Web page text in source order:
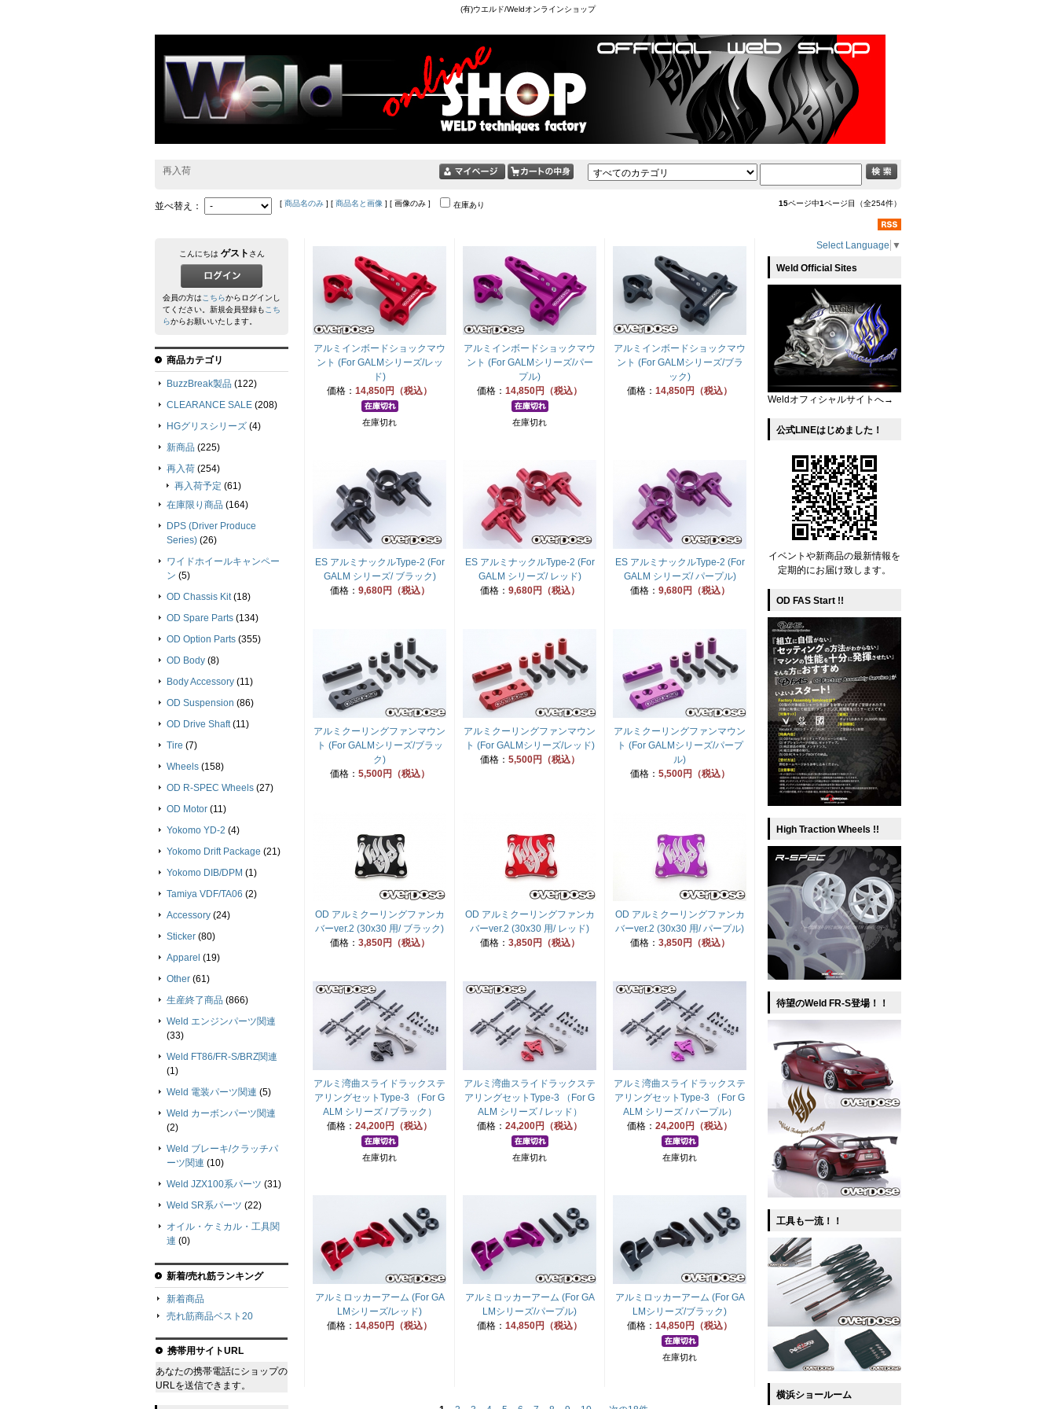
(有)ウエルド/Weldオンラインショップ
再入荷
並べ替え： [ 商品名のみ ] [ 商品名と画像 ] [ 画像のみ ] 在庫あり 15ページ中1ページ目（全254件）
アルミインボードショックマウ
ント (For GALMシリーズ/レッ
ド)
価格： 14,850円（税込）
在庫切れ
アルミインボードショックマウ
ント (For GALMシリーズ/パー
プル)
価格： 14,850円（税込）
在庫切れ
アルミインボードショックマウ
ント (For GALMシリーズ/ブラ
ック)
価格： 14,850円（税込）
ES アルミナックルType-2 (For
GALM シリーズ/ ブラック)
価格： 9,680円（税込）
ES アルミナックルType-2 (For
GALM シリーズ/ レッド)
価格： 9,680円（税込）
ES アルミナックルType-2 (For
GALM シリーズ/ パープル)
価格： 9,680円（税込）
アルミクーリングファンマウン
ト (For GALMシリーズ/ブラッ
ク)
価格： 5,500円（税込）
アルミクーリングファンマウン
ト (For GALMシリーズ/レッド)
価格： 5,500円（税込）
アルミクーリングファンマウン
ト (For GALMシリーズ/パープ
ル)
価格： 5,500円（税込）
OD アルミクーリングファンカ
バーver.2 (30x30 用/ ブラック)
価格： 3,850円（税込）
OD アルミクーリングファンカ
バーver.2 (30x30 用/ レッド)
価格： 3,850円（税込）
OD アルミクーリングファンカ
バーver.2 (30x30 用/ パープル)
価格： 3,850円（税込）
アルミ湾曲スライドラックステ
アリングセットType-3 （For G
ALM シリーズ / ブラック）
価格： 24,200円（税込）
在庫切れ
アルミ湾曲スライドラックステ
アリングセットType-3 （For G
ALM シリーズ / レッド）
価格： 24,200円（税込）
在庫切れ
アルミ湾曲スライドラックステ
アリングセットType-3 （For G
ALM シリーズ / パープル）
価格： 24,200円（税込）
在庫切れ
アルミロッカーアーム (For GA
LMシリーズ/レッド)
価格： 14,850円（税込）
アルミロッカーアーム (For GA
LMシリーズ/パープル)
価格： 14,850円（税込）
アルミロッカーアーム (For GA
LMシリーズ/ブラック)
価格： 14,850円（税込）
在庫切れ
こんにちは ゲスト さん
会員の方はこちらからログインし
てください。新規会員登録もこち
らからお願いいたします。
商品カテゴリ
BuzzBreak製品 (122)
CLEARANCE SALE (208)
HGグリスシリーズ (4)
新商品 (225)
再入荷 (254)
再入荷予定 (61)
在庫限り商品 (164)
DPS (Driver Produce
Series) (26)
ワイドホイールキャンペー
ン (5)
OD Chassis Kit (18)
OD Spare Parts (134)
OD Option Parts (355)
OD Body (8)
Body Accessory (11)
OD Suspension (86)
OD Drive Shaft (11)
Tire (7)
Wheels (158)
OD R-SPEC Wheels (27)
OD Motor (11)
Yokomo YD-2 (4)
Yokomo Drift Package (21)
Yokomo DIB/DPM (1)
Tamiya VDF/TA06 (2)
Accessory (24)
Sticker (80)
Apparel (19)
Other (61)
生産終了商品 (866)
Weld エンジンパーツ関連
(33)
Weld FT86/FR-S/BRZ関連
(1)
Weld 電装パーツ関連 (5)
Weld カーボンパーツ関連
(2)
Weld ブレーキ/クラッチパ
ーツ関連 (10)
Weld JZX100系パーツ (31)
Weld SR系パーツ (22)
オイル・ケミカル・工具関
連 (0)
新着/売れ筋ランキング
新着商品
売れ筋商品ベスト20
携帯用サイトURL
あなたの携帯電話にショップの
URLを送信できます。
Select Language ▼
Weld Official Sites
Weldオフィシャルサイトへ→
公式LINEはじめました！
イベントや新商品の最新情報を
定期的にお届け致します。
OD FAS Start !!
High Traction Wheels !!
待望のWeld FR-S登場！！
工具も一流！！
横浜ショールーム